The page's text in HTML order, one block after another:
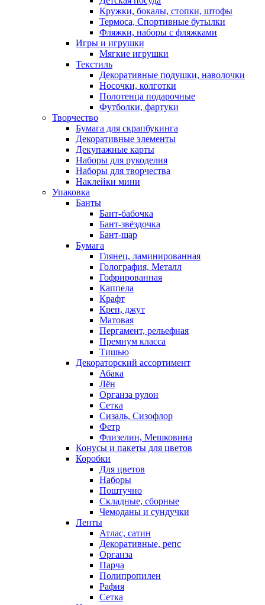
Кружки, бокалы, стопки, штофы
Термоса, Спортивные бутылки
Фляжки, наборы с фляжками
Игры и игрушки
Мягкие игрушки
Текстиль
Декоративные подушки, наволочки
Носочки, колготки
Полотенца подарочные
Футболки, фартуки
Творчество
Бумага для скрапбукинга
Декоративные элементы
Декупажные карты
Наборы для рукоделия
Наборы для творчества
Наклейки мини
Упаковка
Банты
Бант-бабочка
Бант-звёздочка
Бант-шар
Бумага
Глянец, ламинированная
Голография, Металл
Гофрированная
Каппела
Крафт
Креп, джут
Матовая
Пергамент, рельефная
Премиум класса
Тишью
Декораторский ассортимент
Абака
Лён
Органза рулон
Сетка
Сизаль, Сизофлор
Фетр
Флизелин, Мешковина
Конусы и пакеты для цветов
Коробки
Для цветов
Наборы
Поштучно
Складные, сборные
Чемоданы и сундучки
Ленты
Атлас, сатин
Декоративные, репс
Органза
Парча
Полипропилен
Рафия
Сетка